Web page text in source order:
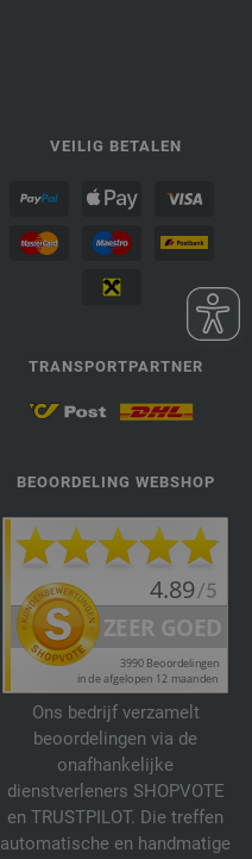
VEILIG BETALEN
TRANSPORTPARTNER
BEOORDELING WEBSHOP
Ons bedrijf verzamelt
beoordelingen via de
onafhankelijke
dienstverleners SHOPVOTE
en TRUSTPILOT. Die treffen
automatische en handmatige